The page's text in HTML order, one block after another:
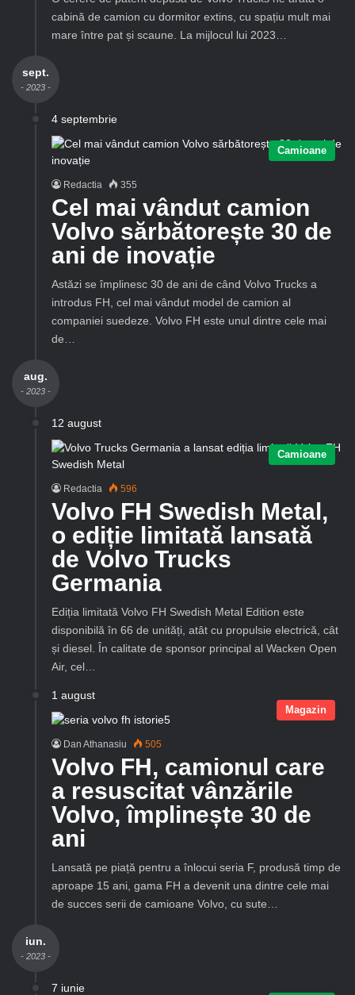
cabină de camion cu dormitor extins, cu spațiu mult mai
mare între pat și scaune. La mijlocul lui 2023…
sept.
- 2023 -
4 septembrie
Camioane
Redactia 355
Cel mai vândut camion
Volvo sărbătorește 30 de
ani de inovație
Astăzi se împlinesc 30 de ani de când Volvo Trucks a
introdus FH, cel mai vândut model de camion al
companiei suedeze. Volvo FH este unul dintre cele mai
de…
aug.
- 2023 -
12 august
Camioane
Redactia 596
Volvo FH Swedish Metal,
o ediție limitată lansată
de Volvo Trucks
Germania
Ediția limitată Volvo FH Swedish Metal Edition este
disponibilă în 66 de unități, atât cu propulsie electrică, cât
și diesel. În calitate de sponsor principal al Wacken Open
Air, cel…
1 august
Magazin
Dan Athanasiu 505
Volvo FH, camionul care
a resuscitat vânzările
Volvo, împlinește 30 de
ani
Lansată pe piață pentru a înlocui seria F, produsă timp de
aproape 15 ani, gama FH a devenit una dintre cele mai
de succes serii de camioane Volvo, cu sute…
iun.
- 2023 -
7 iunie